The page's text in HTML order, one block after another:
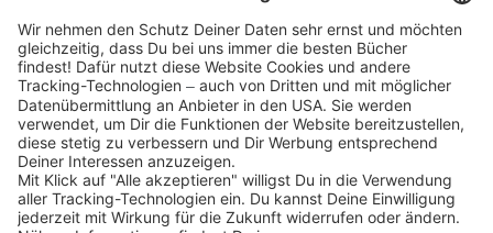
Partnerprogramm (Affiliate)
Folge uns auf
* Versandkostenfrei ab 9,00 € Bestellwert innerhalb